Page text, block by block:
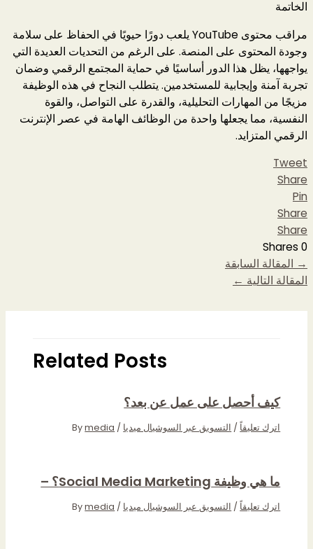
الخاتمة
مراقب محتوى YouTube يلعب دورًا حيويًا في الحفاظ على سلامة
وجودة المحتوى على المنصة. على الرغم من التحديات العديدة التي
يواجهها، يظل هذا الدور أساسيًا في حماية المجتمع الرقمي وضمان
تجربة آمنة وإيجابية للمستخدمين. يتطلب النجاح في هذه الوظيفة
مزيجًا من المهارات التحليلية، والقدرة على التواصل، والقوة
النفسية، مما يجعلها واحدة من الوظائف الهامة في عصر الإنترنت
الرقمي المتزايد.
Tweet
Share
Pin
Share
Share
0
Shares
→ المقالة السابقة
المقالة التالية ←
Related Posts
كيف أحصل على عمل عن بعد؟
اترك تعليقاً / التسويق عبر السوشيال ميديا / By
media
ما هي وظيفة Social Media Marketing؟ –
اترك تعليقاً / التسويق عبر السوشيال ميديا / By
media